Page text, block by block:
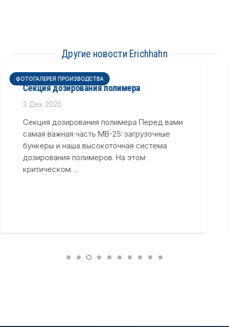
Другие новости Erichhahn
ФОТОГАЛЕРЕЯ ПРОИЗВОДСТВА
Гидравлические и автоматизированные
системы
Гидравлические и автоматизированные
системы Гидравлические и
автоматизированные системы Детали,
иллюстрирующие тщательность монтажа